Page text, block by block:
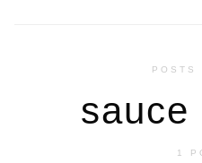
POSTS
sauce
1